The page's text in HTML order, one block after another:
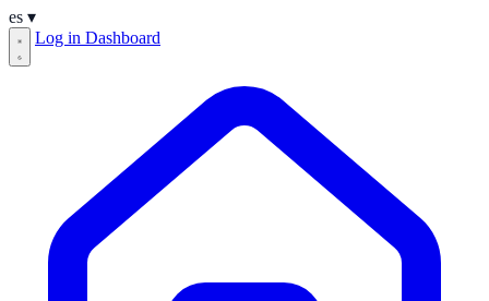
es ▾
Log in Dashboard